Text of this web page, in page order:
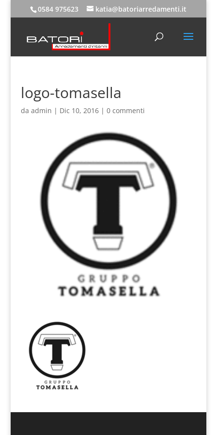
0584 975623 katia@batoriarredamenti.it
logo-tomasella
da admin | Dic 10, 2016| 0 commenti